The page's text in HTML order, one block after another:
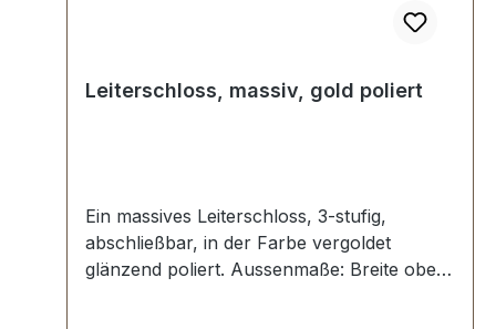
Leiterschloss, massiv, gold poliert
Ein massives Leiterschloss, 3-stufig,
abschließbar, in der Farbe vergoldet
glänzend poliert. Aussenmaße: Breite oben: